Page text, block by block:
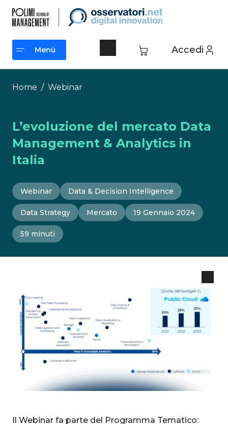
contenuto
Accedi
Menù
Menù
Home / Webinar
L’evoluzione del mercato Data
Management & Analytics in
Italia
Webinar Data & Decision Intelligence
Data Strategy Mercato 19 Gennaio 2024
59 minuti
Il Webinar fa parte del Programma Tematico: